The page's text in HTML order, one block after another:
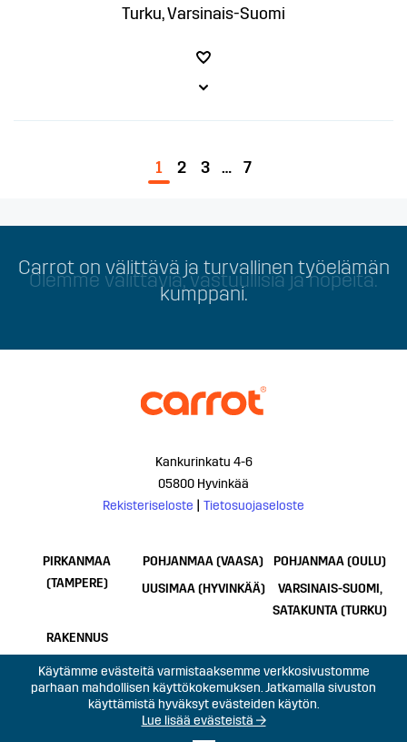
Turku, Varsinais-Suomi
1 2 3 … 7
Carrot on välittävä ja turvallinen työelämän
kumppani.
Olemme välittäviä, vastuullisia ja nopeita.
Kankurinkatu 4-6
05800 Hyvinkää
Rekisteriseloste
Tietosuojaseloste
PIRKANMAA
(TAMPERE)
POHJANMAA (VAASA)
POHJANMAA (OULU)
UUSIMAA (HYVINKÄÄ)
VARSINAIS-SUOMI,
SATAKUNTA (TURKU)
RAKENNUS
Käytämme evästeitä varmistaaksemme verkkosivustomme
parhaan mahdollisen käyttökokemuksen. Jatkamalla sivuston
käyttämistä hyväksyt evästeiden käytön.
Lue lisää evästeistä →